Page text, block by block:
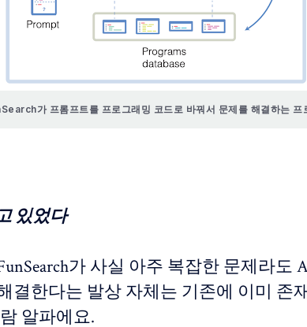
가 프롬프트를 프로그래밍 코드로 바꿔서 문제를 해결하는 프
있었다
가 사실 아주 복잡한 문제라도
결한다는 발상 자체는 기존에 이미 존
알파에요.